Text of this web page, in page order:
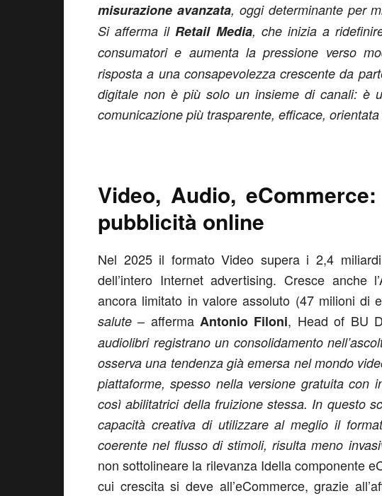
misurazione avanzata, oggi determinante per
Si afferma ilRetail Media, che inizia a
consumatori e aumenta la pressione verso
risposta a una consapevolezza crescente da
digitale non è più solo un insieme di canali: è
comunicazione più trasparente, efficace,
Video, Audio,
pubblicità online
Nel 2025 il formato Video supera i 2,4
dell’intero Internet advertising. Cresce anche
ancora limitato in valore assoluto (47 milioni di
salute – afferma Antonio Filoni, Head of BU
audiolibri registrano un consolidamento
osserva una tendenza già emersa nel mondo
piattaforme, spesso nella versione gratuita con
così abilitatrici della fruizione stessa. In questo
capacità creativa di utilizzare al meglio il
coerente nel flusso di stimoli, risulta meno
non sottolineare la rilevanza Idella componente
cui crescita si deve all’eCommerce, grazie